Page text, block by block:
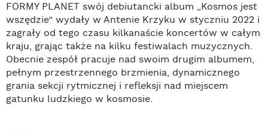
FORMY PLANET swój debiutancki album „Kosmos jest
wszędzie” wydały w Antenie Krzyku w styczniu 2022 i
zagrały od tego czasu kilkanaście koncertów w całym
kraju, grając także na kilku festiwalach muzycznych.
Obecnie zespół pracuje nad swoim drugim albumem,
pełnym przestrzennego brzmienia, dynamicznego
grania sekcji rytmicznej i refleksji nad miejscem
gatunku ludzkiego w kosmosie.